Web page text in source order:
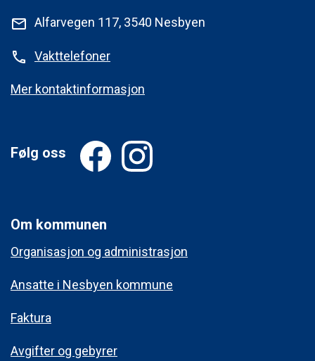
mail Alfarvegen 117, 3540 Nesbyen
phone Vakttelefoner
Mer kontaktinformasjon
Følg oss
Om kommunen
Organisasjon og administrasjon
Ansatte i Nesbyen kommune
Faktura
Avgifter og gebyrer